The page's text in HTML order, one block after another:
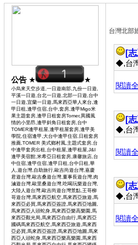
公告 ★ ★
小烏來天空步道,一日遊南部,九份一日遊,
平溪一日遊,台北一日遊,北部一日遊,台中
一日遊,宜蘭一日遊,馬來西亞華人來台,逢
甲日租,逢甲住宿,台中,套房,逢甲Migo米
果主題套房,逢甲日租套房Tomer,異國風
情的小里昂,逢甲斜角日租套房,台中
TOMER逢甲租屋,逢甲租屋套房,逢甲美
學院,住宿逢甲,大台中逢甲住宿,日租套房
推薦,TOMER 美式鄉村風,主題式套房,台
中逢甲套房出租,台中租屋,逢甲租屋,J&I
逢甲美宿館,米希亞日租套房,康馨旅店,台
中住宿,逢甲住宿,逢甲日租,台中日租,華
人,遊台灣,自助旅行,歐吉尚遊台灣,嘉慶
君遊台灣,歐吉桑遊台灣,董事長遊台灣,肉
滷遊台灣,歐里桑遊台灣,吃喝玩樂遊台灣,
大陸人遊台灣,歐吉尚遊台灣景點,王哥柳
哥遊台灣,馬來西亞航空,馬來西亞旅遊,馬
來西亞必買,馬來西亞簽證,馬來西亞地圖,
馬來西亞人頭蛇身,馬來西亞樂高樂園,馬
來西亞觀光局,馬來西亞自由行,馬來西亞
國碼馬來西亞航空,馬來西亞旅遊,馬來西
亞必買,馬來西亞簽證,馬來西亞地圖,馬來
西亞人頭蛇身,馬來西亞樂高樂園,馬來西
台灣北部
[
◆,台
閱讀
[
◆,台
閱讀
[
◆,台
閱讀